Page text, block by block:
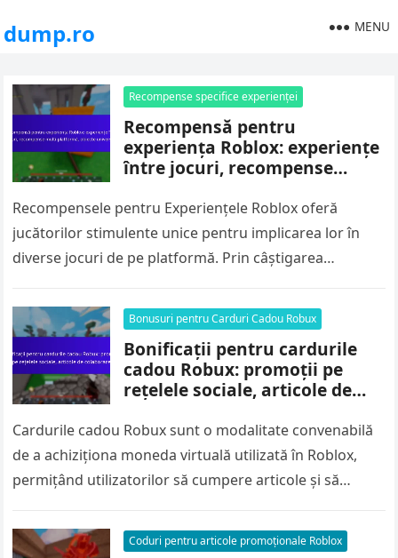
dump.ro MENU
Recompense specifice experienței
Recompensă pentru
experiența Roblox: experiențe
între jocuri, recompense
universale
Recompensele pentru Experiențele Roblox oferă
jucătorilor stimulente unice pentru implicarea lor în
diverse jocuri de pe platformă. Prin câștigarea
Bonusuri pentru Carduri Cadou Robux
Bonificații pentru cardurile
cadou Robux: promoții pe
rețelele sociale, articole de
Cardurile cadou Robux sunt o modalitate convenabilă
de a achiziționa moneda virtuală utilizată în Roblox,
permițând utilizatorilor să cumpere articole și să
Coduri pentru articole promoționale Roblox